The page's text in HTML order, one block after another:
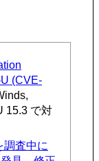
(CVE-
15.3 で対
調査中に